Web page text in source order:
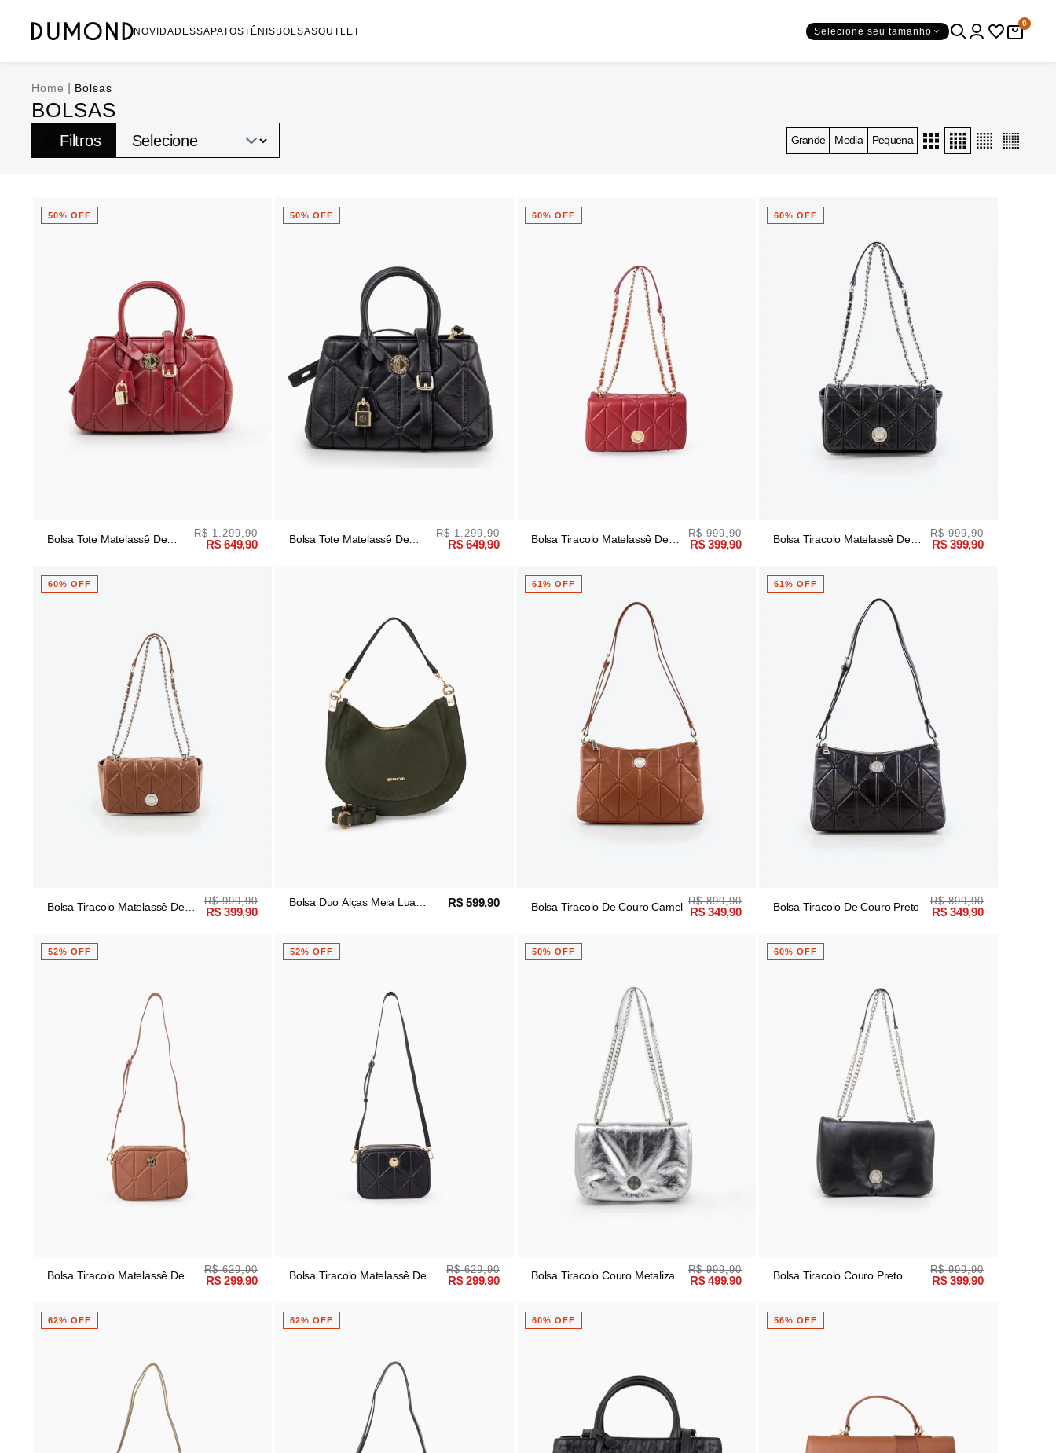
Selecione seu tamanho
0
NOVIDADESSAPATOSTÊNISBOLSASOUTLET
Home Bolsas
BOLSAS
Filtros Grande Media Pequena
50% OFF
Bolsa Tote Matelassê De
R$ 1.299,90
R$ 649,90
50% OFF
Bolsa Tote Matelassê De
R$ 1.299,90
R$ 649,90
60% OFF
Bolsa Tiracolo Matelassê De
R$ 999,90
R$ 399,90
60% OFF
Bolsa Tiracolo Matelassê De
R$ 999,90
R$ 399,90
60% OFF
Bolsa Tiracolo Matelassê De
R$ 999,90
R$ 399,90
Bolsa Duo Alças Meia Lua
R$ 599,90
61% OFF
Bolsa Tiracolo De Couro Camel R$ 899,90
R$ 349,90
61% OFF
Bolsa Tiracolo De Couro Preto R$ 899,90
R$ 349,90
52% OFF
Bolsa Tiracolo Matelassê De
R$ 629,90
R$ 299,90
52% OFF
Bolsa Tiracolo Matelassê De
R$ 629,90
R$ 299,90
50% OFF
Bolsa Tiracolo Couro Metalizado
R$ 999,90
R$ 499,90
60% OFF
Bolsa Tiracolo Couro Preto R$ 999,90
R$ 399,90
62% OFF 62% OFF 60% OFF 56% OFF